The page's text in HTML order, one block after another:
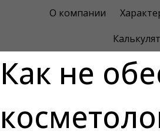
О компании
Как не